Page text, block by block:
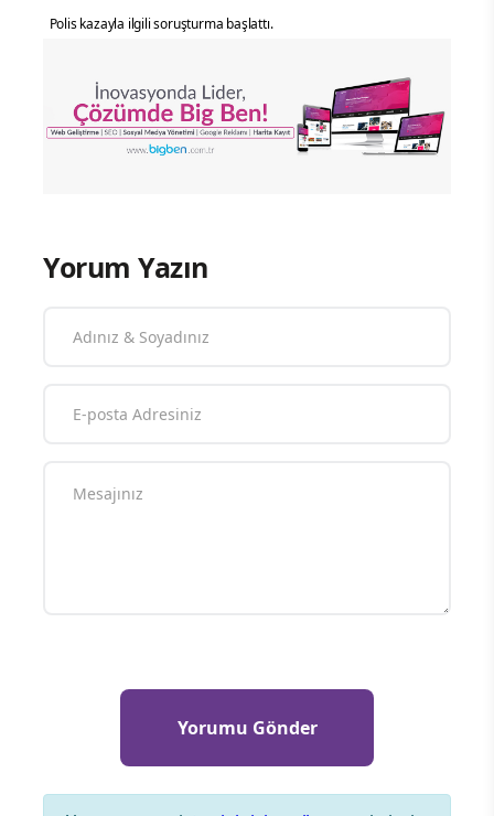
Polis kazayla ilgili soruşturma başlattı.
Yorum Yazın